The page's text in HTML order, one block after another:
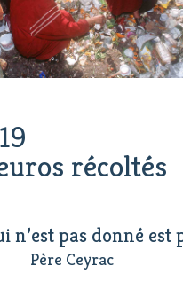
récoltés
n’est pas donné est
Père Ceyrac